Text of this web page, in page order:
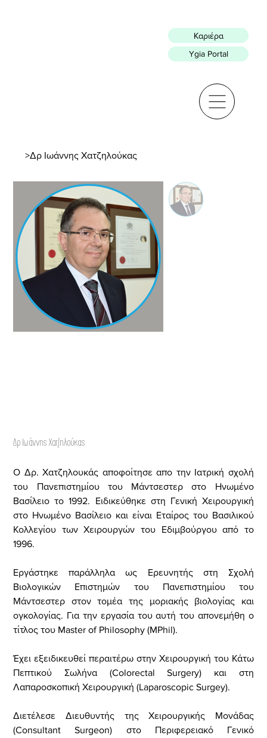
Καριέρα
Ygia Portal
>Δρ Ιωάννης Χατζηλούκας
Δρ Ιωάννης Χατζηλούκας
Ο Δρ. Χατζηλουκάς αποφοίτησε απο την Ιατρική σχολή
του Πανεπιστημίου του Μάντσεστερ στο Ηνωμένο
Βασίλειο το 1992. Ειδικεύθηκε στη Γενική Χειρουργική
στο Ηνωμένο Βασίλειο και είναι Εταίρος του Βασιλικού
Κολλεγίου των Χειρουργών του Εδιμβούργου από το
1996.
Εργάστηκε παράλληλα ως Ερευνητής στη Σχολή
Βιολογικών Επιστημών του Πανεπιστημίου του
Μάντσεστερ στον τομέα της μοριακής βιολογίας και
ογκολογίας. Για την εργασία του αυτή του απονεμήθη ο
τίτλος του Master of Philosophy (MPhil).
Έχει εξειδικευθεί περαιτέρω στην Χειρουργική του Κάτω
Πεπτικού Σωλήνα (Colorectal Surgery) και στη
Λαπαροσκοπική Χειρουργική (Laparoscopic Surgey).
Διετέλεσε Διευθυντής της Χειρουργικής Μονάδας
(Consultant Surgeon) στο Περιφερειακό Γενικό